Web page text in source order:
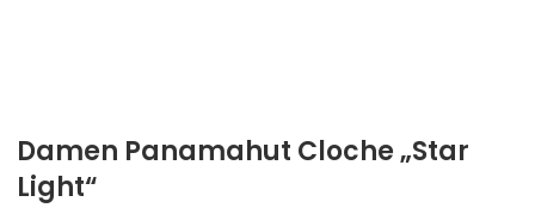
Damen Panamahut Cloche „Star
Light“